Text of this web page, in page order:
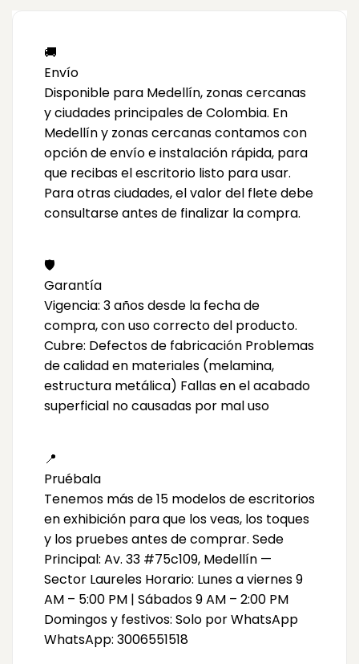
🚚
Envío
Disponible para Medellín, zonas cercanas
y ciudades principales de Colombia. En
Medellín y zonas cercanas contamos con
opción de envío e instalación rápida, para
que recibas el escritorio listo para usar.
Para otras ciudades, el valor del flete debe
consultarse antes de finalizar la compra.
🛡️
Garantía
Vigencia: 3 años desde la fecha de
compra, con uso correcto del producto.
Cubre: Defectos de fabricación Problemas
de calidad en materiales (melamina,
estructura metálica) Fallas en el acabado
superficial no causadas por mal uso
📍
Pruébala
Tenemos más de 15 modelos de escritorios
en exhibición para que los veas, los toques
y los pruebes antes de comprar. Sede
Principal: Av. 33 #75c109, Medellín —
Sector Laureles Horario: Lunes a viernes 9
AM – 5:00 PM | Sábados 9 AM – 2:00 PM
Domingos y festivos: Solo por WhatsApp
WhatsApp: 3006551518